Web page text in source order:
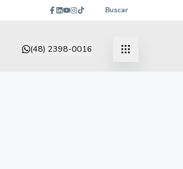
Buscar
(48) 2398-0016